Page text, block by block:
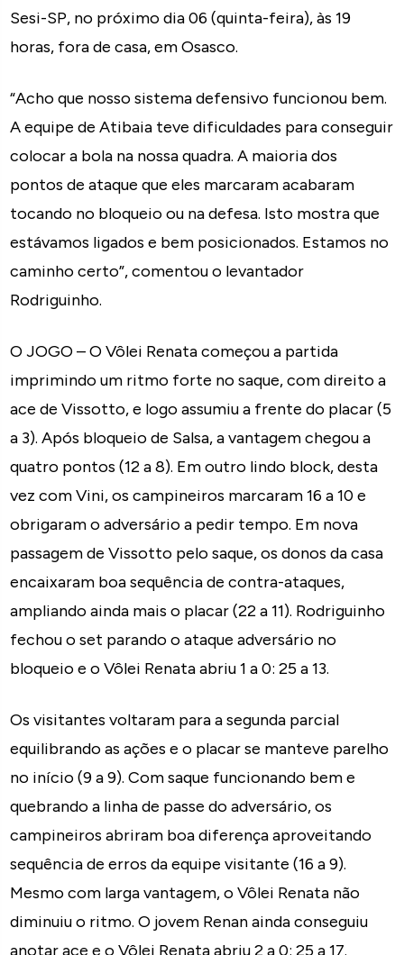
Sesi-SP, no próximo dia 06 (quinta-feira), às 19
horas, fora de casa, em Osasco.
“Acho que nosso sistema defensivo funcionou bem.
A equipe de Atibaia teve dificuldades para conseguir
colocar a bola na nossa quadra. A maioria dos
pontos de ataque que eles marcaram acabaram
tocando no bloqueio ou na defesa. Isto mostra que
estávamos ligados e bem posicionados. Estamos no
caminho certo”, comentou o levantador
Rodriguinho.
O JOGO – O Vôlei Renata começou a partida
imprimindo um ritmo forte no saque, com direito a
ace de Vissotto, e logo assumiu a frente do placar (5
a 3). Após bloqueio de Salsa, a vantagem chegou a
quatro pontos (12 a 8). Em outro lindo block, desta
vez com Vini, os campineiros marcaram 16 a 10 e
obrigaram o adversário a pedir tempo. Em nova
passagem de Vissotto pelo saque, os donos da casa
encaixaram boa sequência de contra-ataques,
ampliando ainda mais o placar (22 a 11). Rodriguinho
fechou o set parando o ataque adversário no
bloqueio e o Vôlei Renata abriu 1 a 0: 25 a 13.
Os visitantes voltaram para a segunda parcial
equilibrando as ações e o placar se manteve parelho
no início (9 a 9). Com saque funcionando bem e
quebrando a linha de passe do adversário, os
campineiros abriram boa diferença aproveitando
sequência de erros da equipe visitante (16 a 9).
Mesmo com larga vantagem, o Vôlei Renata não
diminuiu o ritmo. O jovem Renan ainda conseguiu
anotar ace e o Vôlei Renata abriu 2 a 0: 25 a 17.